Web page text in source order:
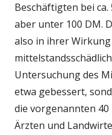
Beschäftigten bei
aber unter 100 DM.
also in ihrer
Untersuchung des
etwa gebessert,
die vorgenannten
Ärzten und